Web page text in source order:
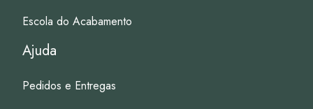
Escola do Acabamento
Ajuda
Pedidos e Entregas